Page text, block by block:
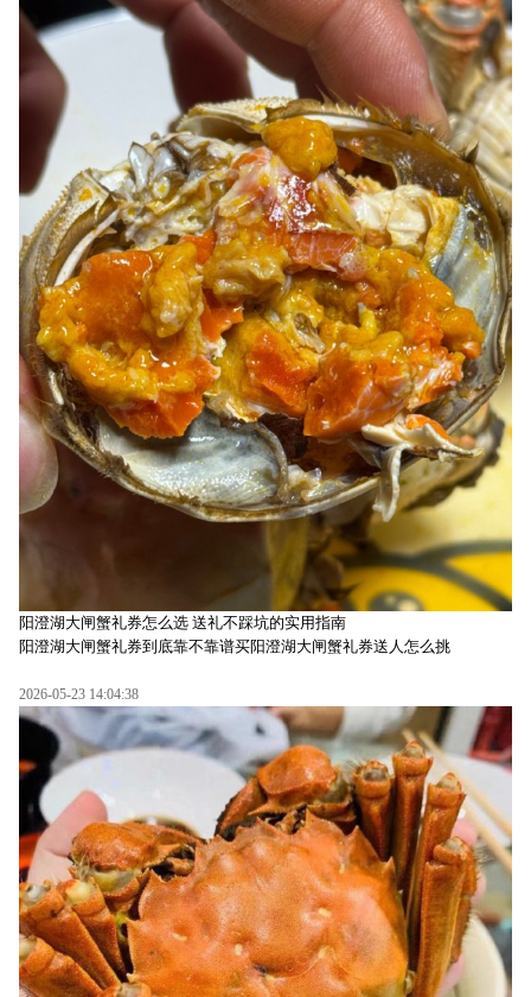
阳澄湖大闸蟹礼券怎么选 送礼不踩坑的实用指南
阳澄湖大闸蟹礼券到底靠不靠谱买阳澄湖大闸蟹礼券送人怎么挑
2026-05-23 14:04:38